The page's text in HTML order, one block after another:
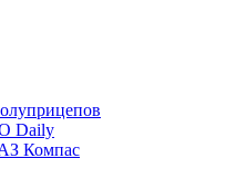
Daily
Компас